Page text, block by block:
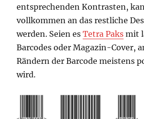
entsprechenden Kontrasten,
vollkommen an das restliche
werden. Seien esTetra Paks mit
Barcodes oder Magazin-Cover,
Rändern der Barcode meistens
wird.